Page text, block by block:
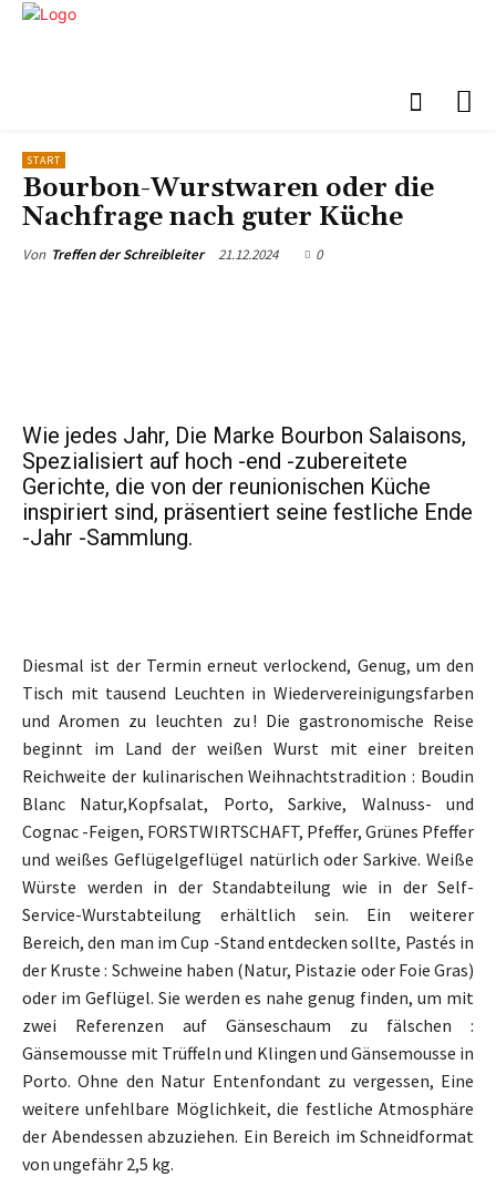
START
Bourbon-Wurstwaren oder die
Nachfrage nach guter Küche
Von Treffen der Schreibleiter 21.12.2024 0
Wie jedes Jahr, Die Marke Bourbon Salaisons,
Spezialisiert auf hoch -end -zubereitete
Gerichte, die von der reunionischen Küche
inspiriert sind, präsentiert seine festliche Ende
-Jahr -Sammlung.
Diesmal ist der Termin erneut verlockend, Genug, um den
Tisch mit tausend Leuchten in Wiedervereinigungsfarben
und Aromen zu leuchten zu ! Die gastronomische Reise
beginnt im Land der weißen Wurst mit einer breiten
Reichweite der kulinarischen Weihnachtstradition : Boudin
Blanc Natur,Kopfsalat, Porto, Sarkive, Walnuss- und
Cognac -Feigen, FORSTWIRTSCHAFT, Pfeffer, Grünes Pfeffer
und weißes Geflügelgeflügel natürlich oder Sarkive. Weiße
Würste werden in der Standabteilung wie in der Self-
Service-Wurstabteilung erhältlich sein. Ein weiterer
Bereich, den man im Cup -Stand entdecken sollte, Pastés in
der Kruste : Schweine haben (Natur, Pistazie oder Foie Gras)
oder im Geflügel. Sie werden es nahe genug finden, um mit
zwei Referenzen auf Gänseschaum zu fälschen :
Gänsemousse mit Trüffeln und Klingen und Gänsemousse in
Porto. Ohne den Natur Entenfondant zu vergessen, Eine
weitere unfehlbare Möglichkeit, die festliche Atmosphäre
der Abendessen abzuziehen. Ein Bereich im Schneidformat
von ungefähr 2,5 kg.